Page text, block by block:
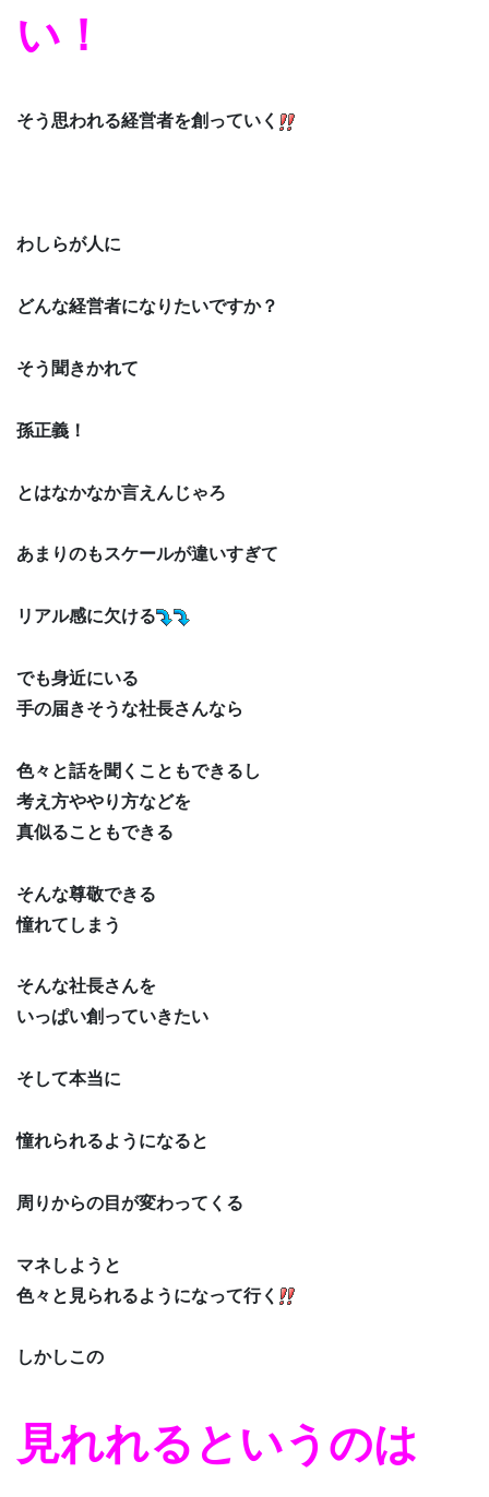
い！
そう思われる経営者を創っていく
わしらが人に
どんな経営者になりたいですか？
そう聞きかれて
孫正義！
とはなかなか言えんじゃろ
あまりのもスケールが違いすぎて
リアル感に欠ける
でも身近にいる
手の届きそうな社長さんなら
色々と話を聞くこともできるし
考え方ややり方などを
真似ることもできる
そんな尊敬できる
憧れてしまう
そんな社長さんを
いっぱい創っていきたい
そして本当に
憧れられるようになると
周りからの目が変わってくる
マネしようと
色々と見られるようになって行く
しかしこの
見れれるというのは